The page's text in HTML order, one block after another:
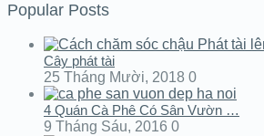
Popular Posts
Cây phát tài
25 Tháng Mười, 2018 0
4 Quán Cà Phê Có Sân Vườn …
9 Tháng Sáu, 2016 0